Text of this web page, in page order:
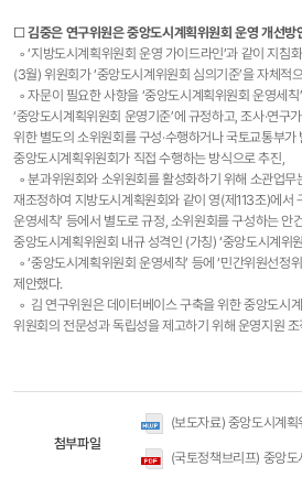
□김중은 연구위원은 중앙도시계획위원회 운영 개선방
◦ ‘지방도시계획위원회 운영 가이드라인’과 같이 지침
(3월) 위원회가 ‘중앙도시계위원회 심의기준’을 자체적
◦ 자문이 필요한 사항을 ‘중앙도시계획위원회 운영세
‘중앙도시계획위원회 운영기준’에 규정하고, 조사·연구
위한 별도의 소위원회를 구성·수행하거나 국토교통부
중앙도시계획위원회가 직접 수행하는 방식으로 추진,
◦ 분과위원회와 소위원회를 활성화하기 위해 소관업
재조정하여 지방도시계획원회와 같이 영(제113조)에서
운영세칙’ 등에서 별도로 규정, 소위원회를 구성하는 안
중앙도시계획위원회 내규 성격인 (가칭) ‘중앙도시계위
◦ ‘중앙도시계획위원회 운영세칙’ 등에 ‘민간위원선정
제안했다.
◦ 김 연구위원은 데이터베이스 구축을 위한 중앙도시
위원회의 전문성과 독립성을 제고하기 위해 운영지원
첨부파일
(보도자료) 중앙도시계획위원회, 심의·자문 기능 강화를
(국토정책브리프) 중앙도시계획위원회 운영